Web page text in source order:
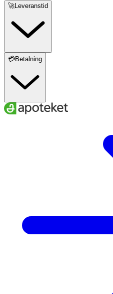
🚀Leveranstid
💳Betalning